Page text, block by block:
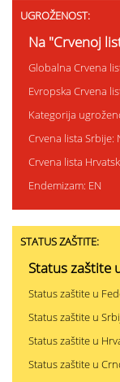
UGROŽENOST:
Na "Crvenoj
Globalna Crvena
Evropska Crvena
Kategorija
Crvena lista Srbije:
Crvena lista
Endemizam: EN
STATUS ZAŠTITE:
Status zaštite
Status zaštite u
Status zaštite u
Status zaštite u
Status zaštite u